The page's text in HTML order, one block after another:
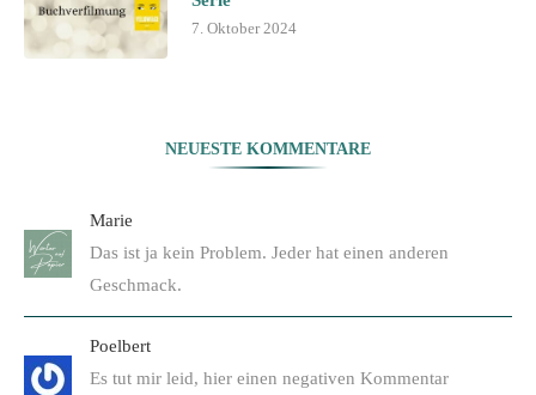
7. Oktober 2024
NEUESTE KOMMENTARE
Marie
Das ist ja kein Problem. Jeder hat einen anderen
Geschmack.
Poelbert
Es tut mir leid, hier einen negativen Kommentar